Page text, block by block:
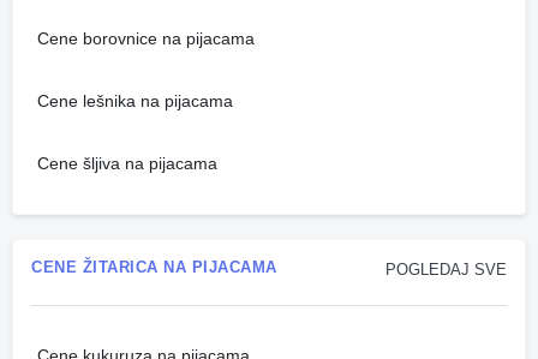
Cene borovnice na pijacama
Cene lešnika na pijacama
Cene šljiva na pijacama
POGLEDAJ SVE
CENE ŽITARICA NA PIJACAMA